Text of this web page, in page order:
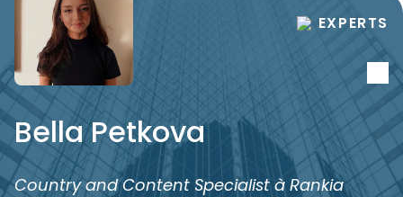
EXPERTS
Bella Petkova
Country and Content Specialist à Rankia